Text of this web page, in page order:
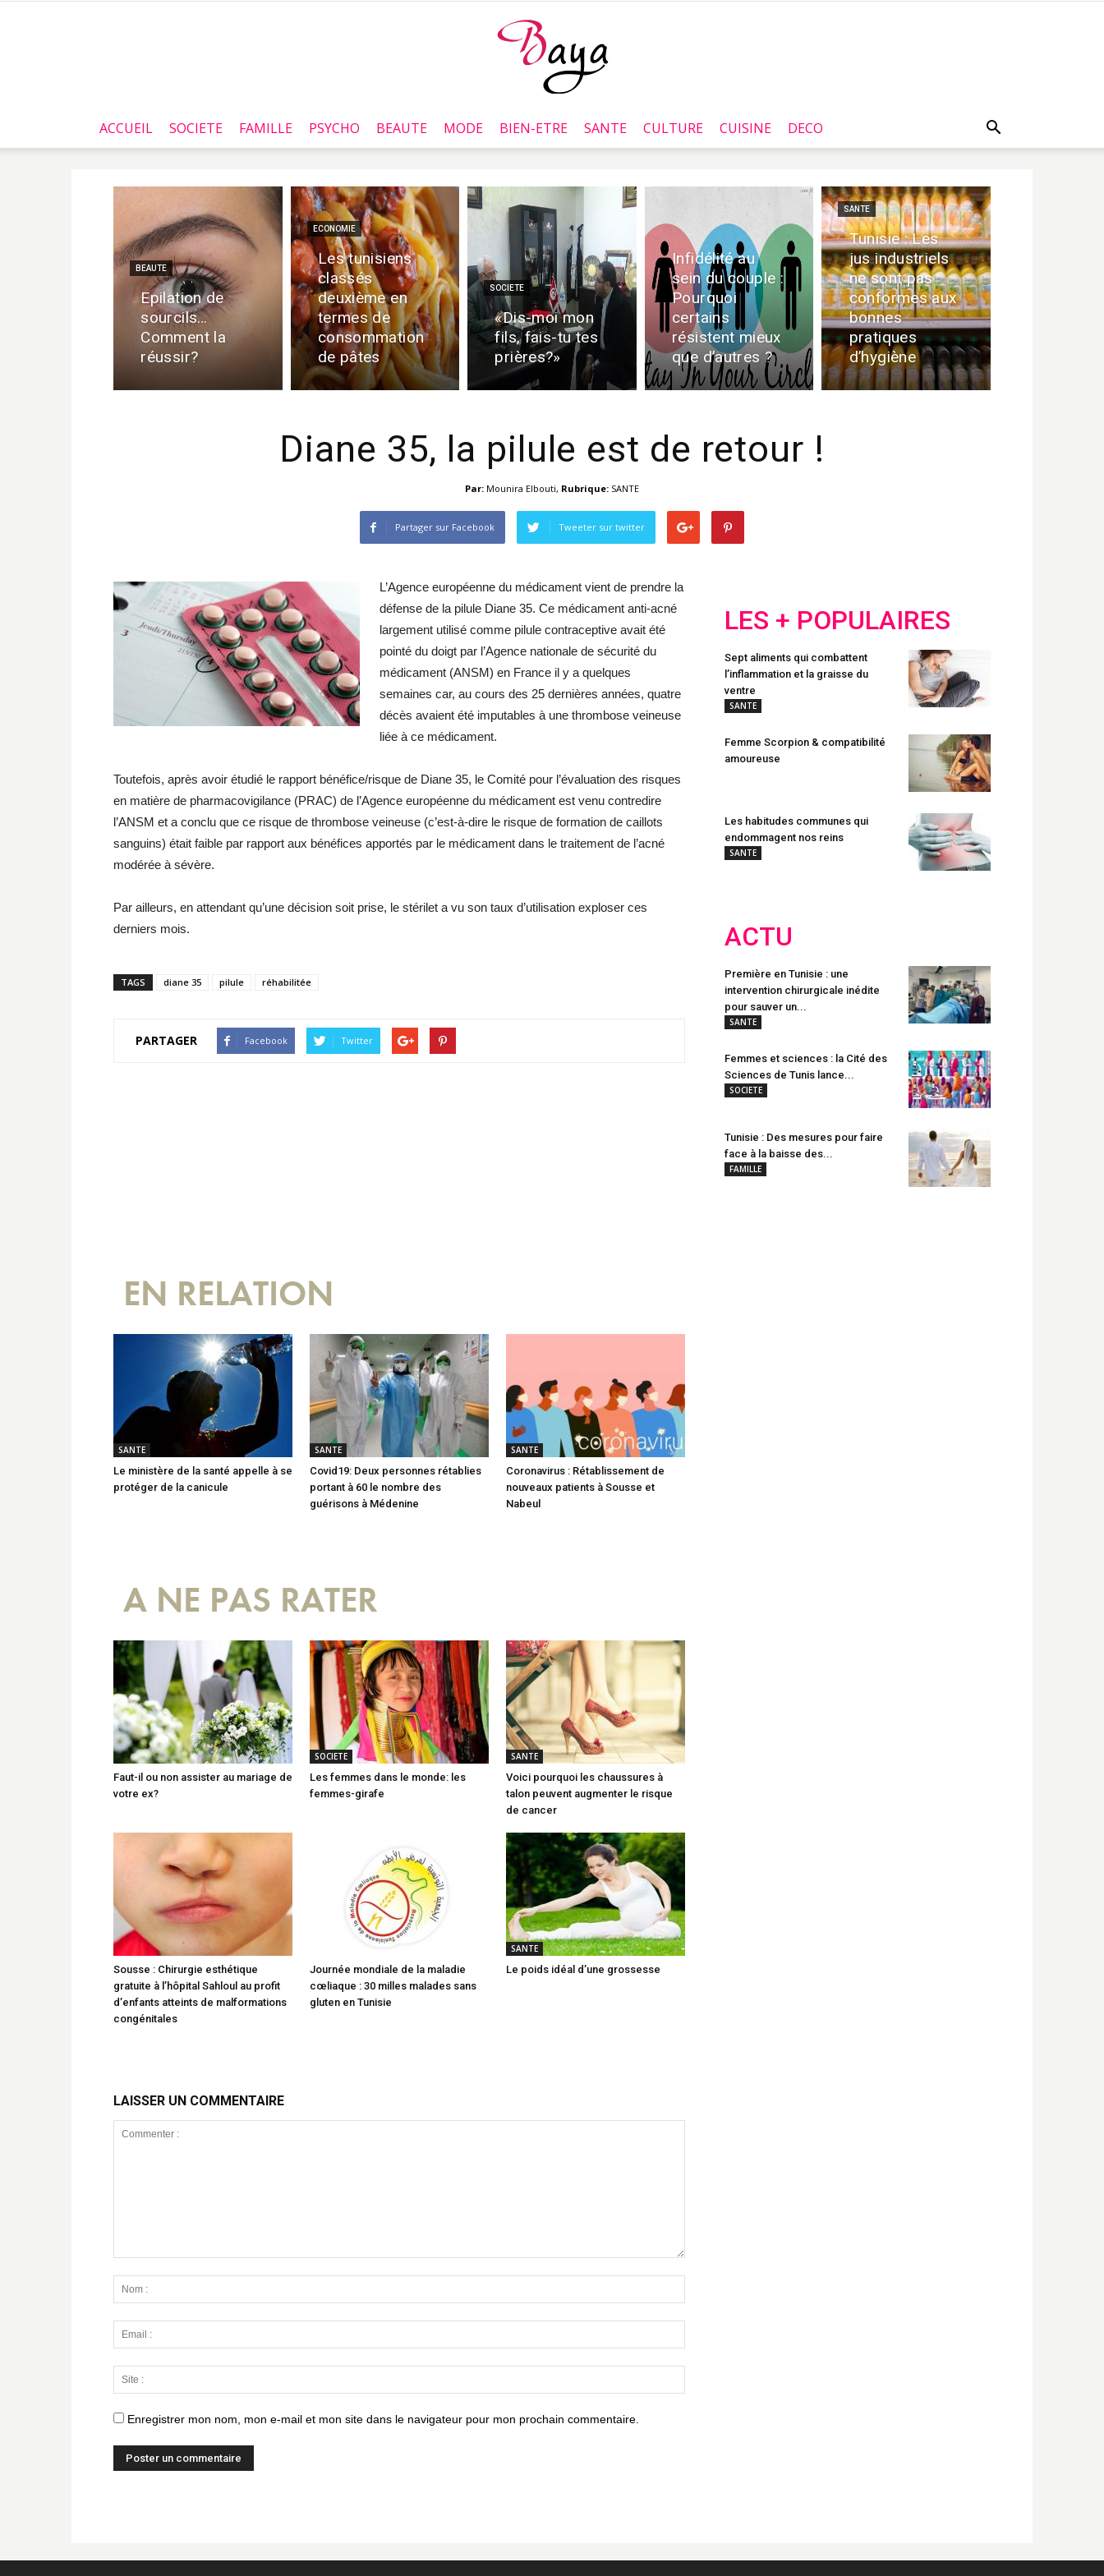
Baya.tn
ACCUEIL SOCIETE FAMILLE PSYCHO BEAUTE MODE BIEN-ETRE SANTE CULTURE CUISINE DECO
BEAUTE
Epilation de
sourcils…
Comment la
réussir?
ECONOMIE
Les tunisiens
classés
deuxième en
termes de
consommation
de pâtes
SOCIETE
«Dis-moi mon
fils, fais-tu tes
prières?»
Infidélité au
sein du couple :
Pourquoi
certains
résistent mieux
que d’autres ?
SANTE
Tunisie : Les
jus industriels
ne sont pas
conformes aux
bonnes
pratiques
d’hygiène
Diane 35, la pilule est de retour !
Par: Mounira Elbouti, Rubrique: SANTE
Partager sur Facebook Tweeter sur twitter
L’Agence européenne du médicament vient de prendre la
défense de la pilule Diane 35. Ce médicament anti-acné
largement utilisé comme pilule contraceptive avait été
pointé du doigt par l’Agence nationale de sécurité du
médicament (ANSM) en France il y a quelques
semaines car, au cours des 25 dernières années, quatre
décès avaient été imputables à une thrombose veineuse
liée à ce médicament.
Toutefois, après avoir étudié le rapport bénéfice/risque de Diane 35, le Comité pour l’évaluation des risques
en matière de pharmacovigilance (PRAC) de l’Agence européenne du médicament est venu contredire
l’ANSM et a conclu que ce risque de thrombose veineuse (c’est-à-dire le risque de formation de caillots
sanguins) était faible par rapport aux bénéfices apportés par le médicament dans le traitement de l’acné
modérée à sévère.
Par ailleurs, en attendant qu’une décision soit prise, le stérilet a vu son taux d’utilisation exploser ces
derniers mois.
TAGS diane 35 pilule réhabilitée
PARTAGER Facebook Twitter
EN RELATION
SANTE
Le ministère de la santé appelle à se
protéger de la canicule
SANTE
Covid19: Deux personnes rétablies
portant à 60 le nombre des
guérisons à Médenine
SANTE
Coronavirus : Rétablissement de
nouveaux patients à Sousse et
Nabeul
A NE PAS RATER
Faut-il ou non assister au mariage de
votre ex?
SOCIETE
Les femmes dans le monde: les
femmes-girafe
SANTE
Voici pourquoi les chaussures à
talon peuvent augmenter le risque
de cancer
Sousse : Chirurgie esthétique
gratuite à l’hôpital Sahloul au profit
d’enfants atteints de malformations
congénitales
Journée mondiale de la maladie
cœliaque : 30 milles malades sans
gluten en Tunisie
SANTE
Le poids idéal d’une grossesse
LAISSER UN COMMENTAIRE
Enregistrer mon nom, mon e-mail et mon site dans le navigateur pour mon prochain commentaire.
LES + POPULAIRES
Sept aliments qui combattent
l’inflammation et la graisse du
ventre
SANTE
Femme Scorpion & compatibilité
amoureuse
Les habitudes communes qui
endommagent nos reins
SANTE
ACTU
Première en Tunisie : une
intervention chirurgicale inédite
pour sauver un...
SANTE
Femmes et sciences : la Cité des
Sciences de Tunis lance...
SOCIETE
Tunisie : Des mesures pour faire
face à la baisse des...
FAMILLE